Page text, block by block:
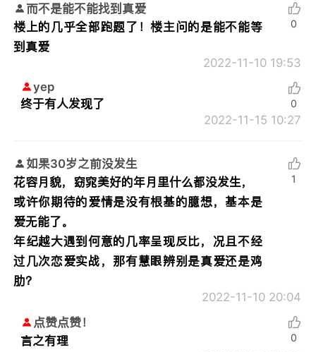
而不是能不能找到真爱
楼上的几乎全部跑题了！楼主问的是能不能等
到真爱
2022-11-10 19:53
0
yep
终于有人发现了
2022-11-15 10:27
0
如果30岁之前没发生
花容月貌，窈窕美好的年月里什么都没发生，
或许你期待的爱情是没有根基的臆想，基本是
爱无能了。
年纪越大遇到何意的几率呈现反比，况且不经
过几次恋爱实战，那有慧眼辨别是真爱还是鸡
肋？
2022-11-10 20:04
1
点赞点赞！
言之有理
0